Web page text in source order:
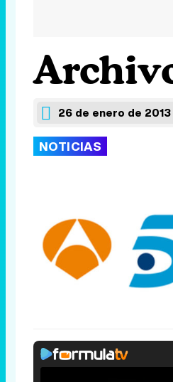
26 de enero de 2013
NOTICIAS